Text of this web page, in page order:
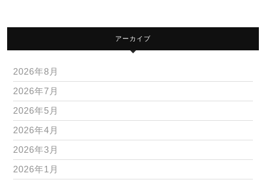
アーカイブ
2026年8月
2026年7月
2026年5月
2026年4月
2026年3月
2026年1月